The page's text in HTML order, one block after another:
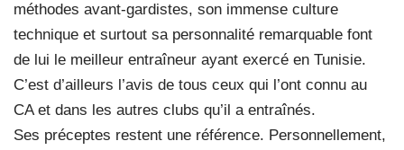
méthodes avant-gardistes, son immense culture
technique et surtout sa personnalité remarquable font
de lui le meilleur entraîneur ayant exercé en Tunisie.
C’est d’ailleurs l’avis de tous ceux qui l’ont connu au
CA et dans les autres clubs qu’il a entraînés.
Ses préceptes restent une référence. Personnellement,